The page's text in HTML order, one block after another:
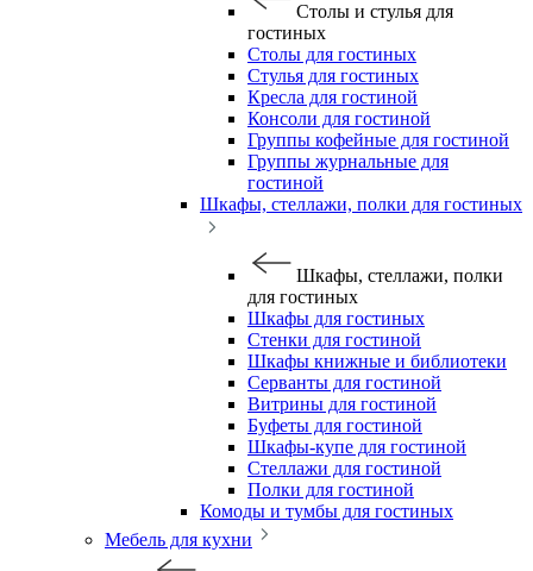
Столы и стулья для
гостиных
Столы для гостиных
Стулья для гостиных
Кресла для гостиной
Консоли для гостиной
Группы кофейные для гостиной
Группы журнальные для
гостиной
Шкафы, стеллажи, полки для гостиных
Шкафы, стеллажи, полки
для гостиных
Шкафы для гостиных
Стенки для гостиной
Шкафы книжные и библиотеки
Серванты для гостиной
Витрины для гостиной
Буфеты для гостиной
Шкафы-купе для гостиной
Стеллажи для гостиной
Полки для гостиной
Комоды и тумбы для гостиных
Мебель для кухни